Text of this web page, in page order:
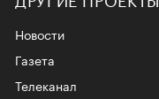
Новости
Газета
Телеканал